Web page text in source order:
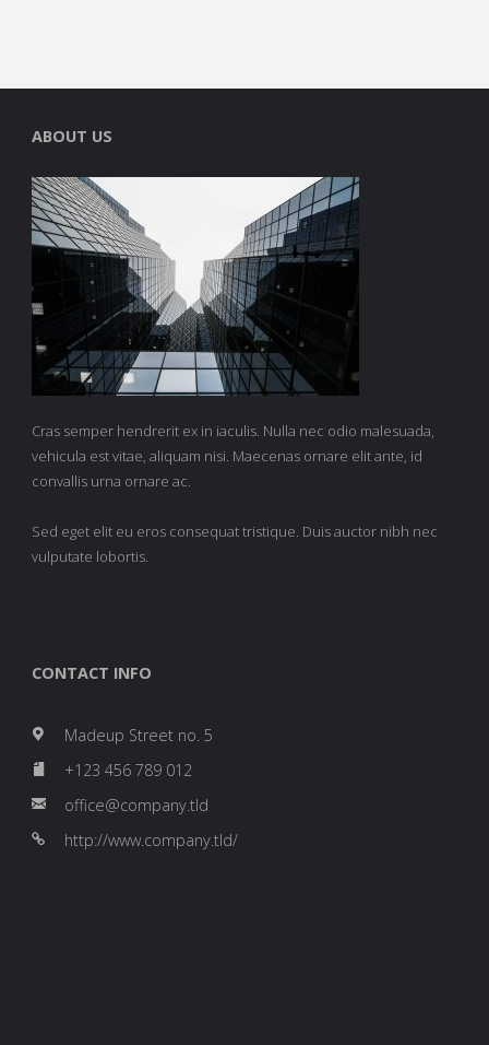
ABOUT US
Cras semper hendrerit ex in iaculis. Nulla nec odio malesuada,
vehicula est vitae, aliquam nisi. Maecenas ornare elit ante, id
convallis urna ornare ac.
Sed eget elit eu eros consequat tristique. Duis auctor nibh nec
vulputate lobortis.
CONTACT INFO
Madeup Street no. 5
+123 456 789 012
office@company.tld
http://www.company.tld/